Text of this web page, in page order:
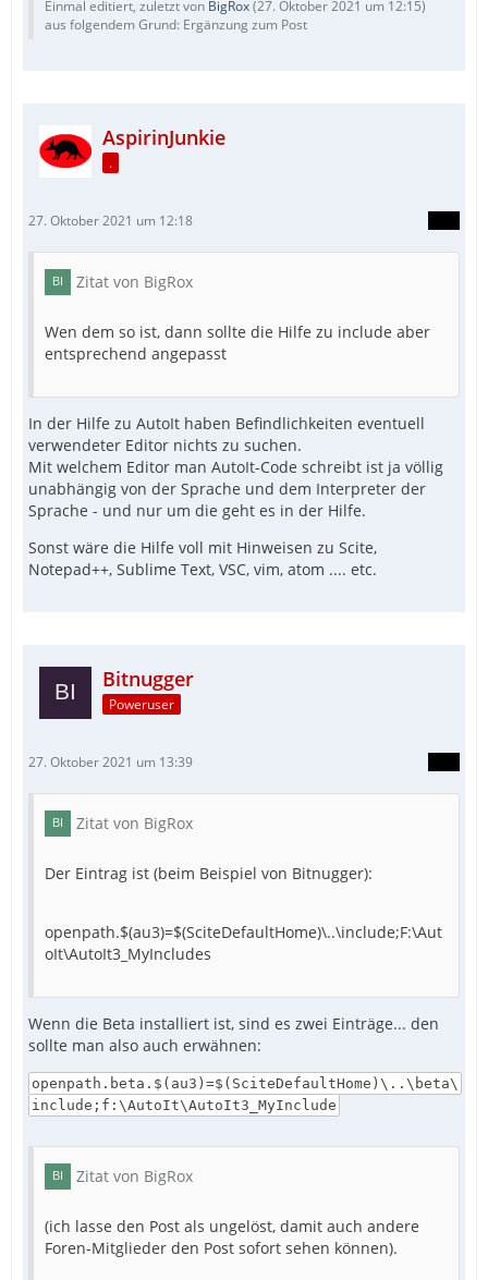
Einmal editiert, zuletzt von BigRox(27. Oktober 2021 um 12:15)
aus folgendem Grund: Ergänzung zum Post
AspirinJunkie
.
27. Oktober 2021 um 12:18
Zitat von BigRox
Wen dem so ist, dann sollte die Hilfe zu include aber
entsprechend angepasst
In der Hilfe zu AutoIt haben Befindlichkeiten eventuell
verwendeter Editor nichts zu suchen.
Mit welchem Editor man AutoIt-Code schreibt ist ja völlig
unabhängig von der Sprache und dem Interpreter der
Sprache - und nur um die geht es in der Hilfe.
Sonst wäre die Hilfe voll mit Hinweisen zu Scite,
Notepad++, Sublime Text, VSC, vim, atom .... etc.
Bitnugger
Poweruser
27. Oktober 2021 um 13:39
Zitat von BigRox
Der Eintrag ist (beim Beispiel von Bitnugger):
openpath.$(au3)=$(SciteDefaultHome)\..\include;F:\Aut
oIt\AutoIt3_MyIncludes
Wenn die Beta installiert ist, sind es zwei Einträge... den
sollte man also auch erwähnen:
openpath.beta.$(au3)=$(SciteDefaultHome)\..\beta\
include;f:\AutoIt\AutoIt3_MyInclude
Zitat von BigRox
(ich lasse den Post als ungelöst, damit auch andere
Foren-Mitglieder den Post sofort sehen können).